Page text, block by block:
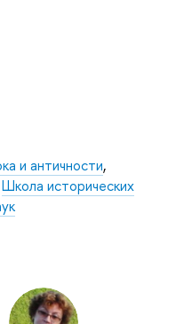
и античности,
Школа исторических